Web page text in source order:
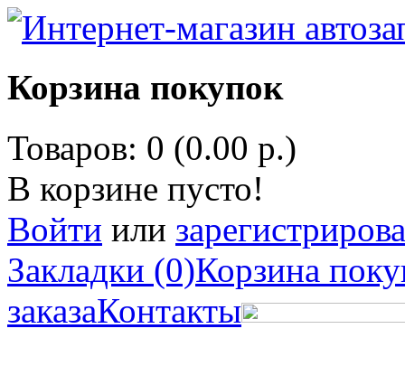
Корзина покупок
Товаров: 0 (0.00 р.)
В корзине пусто!
Войти или
Закладки (0)Корзина
заказаКонтакты